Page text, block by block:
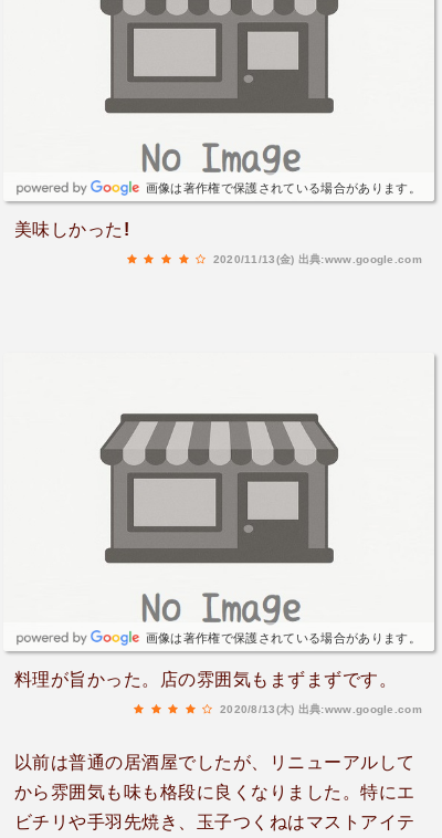
画像は著作権で保護されている場合があります。
美味しかった!
2020/11/13(金) 出典:www.google.com
画像は著作権で保護されている場合があります。
料理が旨かった。店の雰囲気もまずまずです。
2020/8/13(木) 出典:www.google.com
以前は普通の居酒屋でしたが、リニューアルして
から雰囲気も味も格段に良くなりました。特にエ
ビチリや手羽先焼き、玉子つくねはマストアイテ